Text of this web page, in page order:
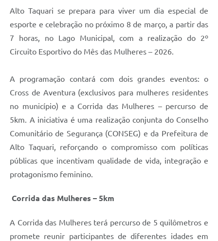
Alto Taquari se prepara para viver um dia especial de
esporte e celebração no próximo 8 de março, a partir das
7 horas, no Lago Municipal, com a realização do 2º
Circuito Esportivo do Mês das Mulheres – 2026.
A programação contará com dois grandes eventos: o
Cross de Aventura (exclusivos para mulheres residentes
no município) e a Corrida das Mulheres – percurso de
5km. A iniciativa é uma realização conjunta do Conselho
Comunitário de Segurança (CONSEG) e da Prefeitura de
Alto Taquari, reforçando o compromisso com políticas
públicas que incentivam qualidade de vida, integração e
protagonismo feminino.
Corrida das Mulheres – 5km
A Corrida das Mulheres terá percurso de 5 quilômetros e
promete reunir participantes de diferentes idades em